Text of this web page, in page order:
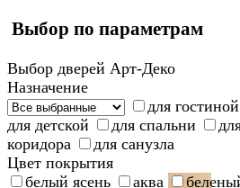
Выбор по параметрам
Выбор дверей Арт-Деко
Назначение
для гостиной
для детской
для спальни
коридора
для санузла
Цвет покрытия
белый ясень
аква